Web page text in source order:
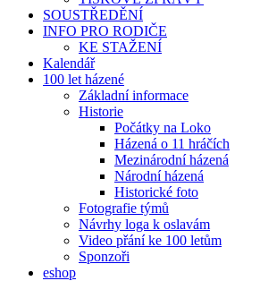
SOUSTŘEDĚNÍ
INFO PRO RODIČE
KE STAŽENÍ
Kalendář
100 let házené
Základní informace
Historie
Počátky na Loko
Házená o 11 hráčích
Mezinárodní házená
Národní házená
Historické foto
Fotografie týmů
Návrhy loga k oslavám
Video přání ke 100 letům
Sponzoři
eshop